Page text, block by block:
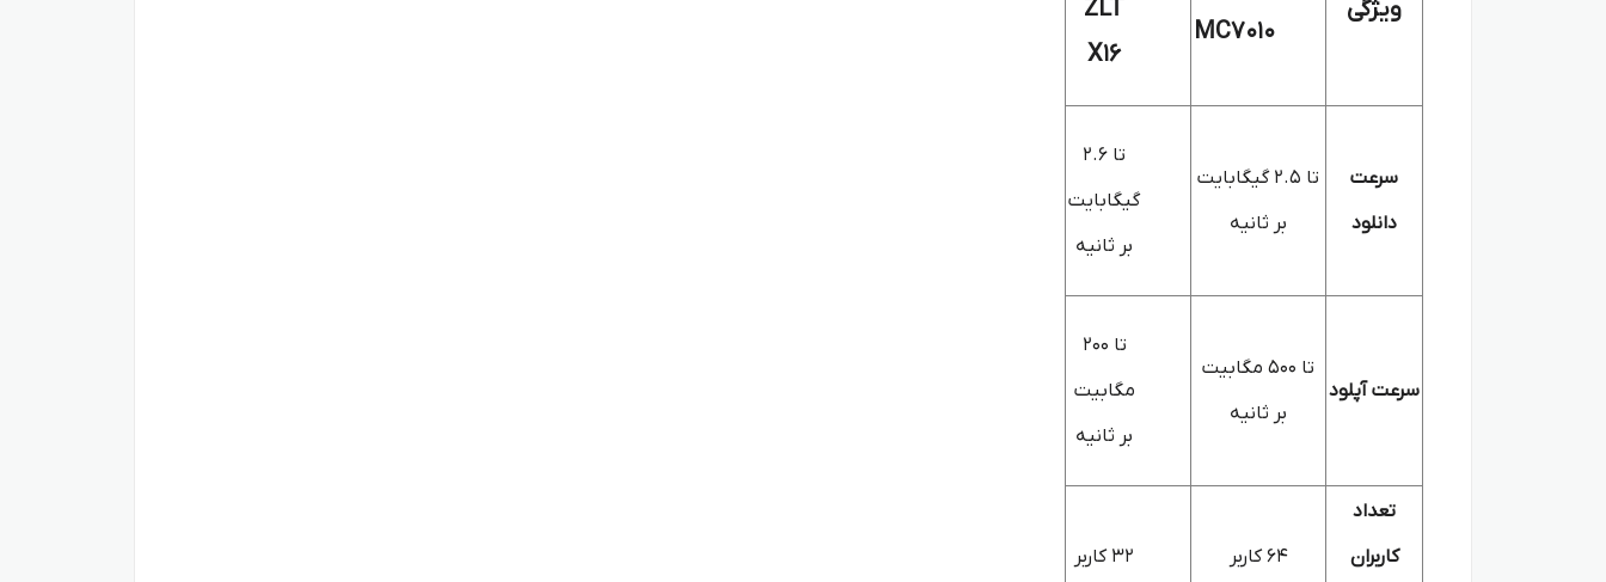
ویژگی
MC7010
ZLT
X16
سرعت
دانلود
تا 2.5 گیگابایت
بر ثانیه
تا 2.6
گیگابایت
بر ثانیه
سرعت آپلود
تا 500 مگابیت
بر ثانیه
تا 200
مگابیت
بر ثانیه
تعداد
کاربران
64 کاربر 32 کاربر